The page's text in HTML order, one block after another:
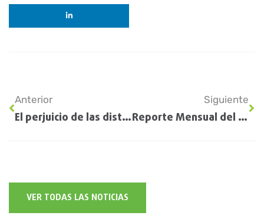
Anterior
El perjuicio de las distorsiones económicas en el agro
Siguiente
Reporte Mensual del USDA
VER TODAS LAS NOTICIAS